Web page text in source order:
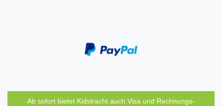
Ab sofort bietet Kidstracht auch Visa und Rechnungs-